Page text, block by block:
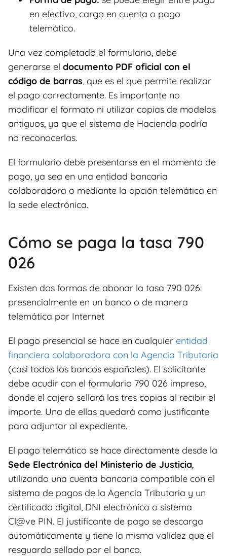
en efectivo, cargo en cuenta o pago
telemático.
Una vez completado el formulario, debe
generarse el documento PDF oficial con el
código de barras, que es el que permite realizar
el pago correctamente. Es importante no
modificar el formato ni utilizar copias de modelos
antiguos, ya que el sistema de Hacienda podría
no reconocerlas.
El formulario debe presentarse en el momento de
pago, ya sea en una entidad bancaria
colaboradora o mediante la opción telemática en
la sede electrónica.
Cómo se paga la tasa 790
026
Existen dos formas de abonar la tasa 790 026:
presencialmente en un banco o de manera
telemática por Internet
El pago presencial se hace en cualquier entidad
financiera colaboradora con la Agencia Tributaria
(casi todos los bancos españoles). El solicitante
debe acudir con el formulario 790 026 impreso,
donde el cajero sellará las tres copias al recibir el
importe. Una de ellas quedará como justificante
para adjuntar al expediente.
El pago telemático se hace directamente desde la
Sede Electrónica del Ministerio de Justicia,
utilizando una cuenta bancaria compatible con el
sistema de pagos de la Agencia Tributaria y un
certificado digital, DNI electrónico o sistema
Cl@ve PIN. El justificante de pago se descarga
automáticamente y tiene la misma validez que el
resguardo sellado por el banco.